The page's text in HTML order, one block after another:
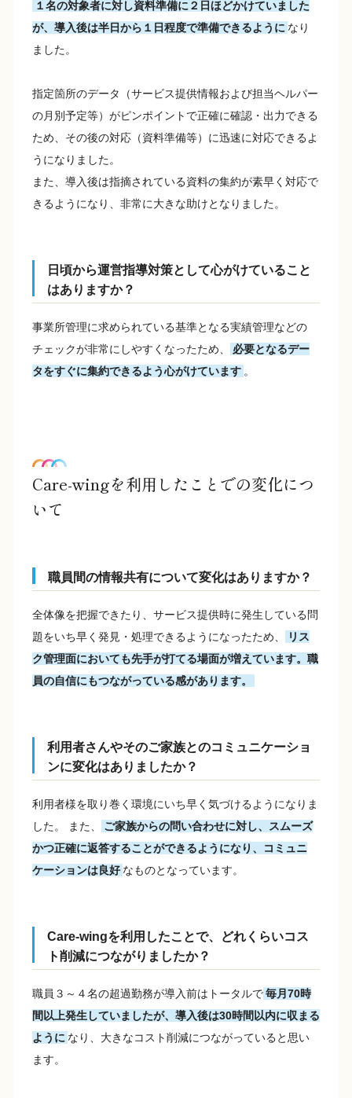
１名の対象者に対し資料準備に２日ほどかけていました
が、導入後は半日から１日程度で準備できるように なり
ました。
指定箇所のデータ（サービス提供情報および担当ヘルパー
の月別予定等）がピンポイントで正確に確認・出力できる
ため、その後の対応（資料準備等）に迅速に対応できるよ
うになりました。
また、導入後は指摘されている資料の集約が素早く対応で
きるようになり、非常に大きな助けとなりました。
日頃から運営指導対策として心がけていること
はありますか？
事業所管理に求められている基準となる実績管理などの
チェックが非常にしやすくなったため、
必要となるデー
タをすぐに集約できるよう心がけています 。
Care-wingを利用したことでの変化につ
いて
職員間の情報共有について変化はありますか？
全体像を把握できたり、サービス提供時に発生している問
題をいち早く発見・処理できるようになったため、
リス
ク管理面においても先手が打てる場面が増えています。職
員の自信にもつながっている感があります。
利用者さんやそのご家族とのコミュニケーショ
ンに変化はありましたか？
利用者様を取り巻く環境にいち早く気づけるようになりま
した。 また、
ご家族からの問い合わせに対し、スムーズ
かつ正確に返答することができるようになり、コミュニ
ケーションは良好 なものとなっています。
Care-wingを利用したことで、どれくらいコス
ト削減につながりましたか？
職員３～４名の超過勤務が導入前はトータルで毎月70時
間以上発生していましたが、導入後は30時間以内に収まる
ように なり、大きなコスト削減につながっていると思い
ます。